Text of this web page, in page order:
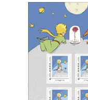
Prix 7,50€